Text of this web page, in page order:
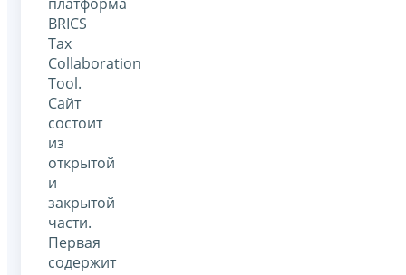
BRICS
Tax
Collaboration
Tool.
Сайт
состоит
из
открытой
и
закрытой
части.
Первая
содержит